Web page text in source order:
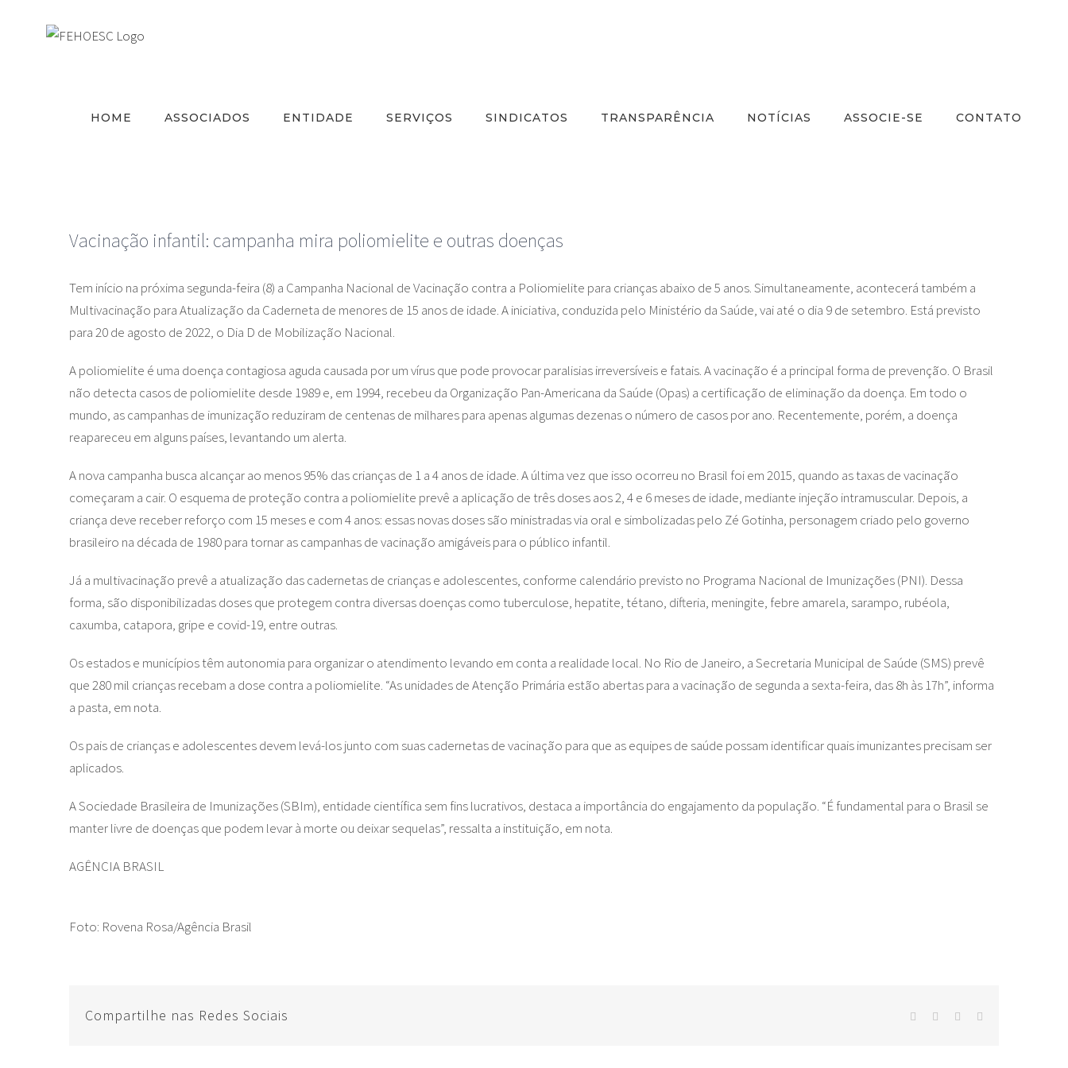
HOME ASSOCIADOS ENTIDADE SERVIÇOS SINDICATOS TRANSPARÊNCIA NOTÍCIAS ASSOCIE-SE CONTATO
Vacinação infantil: campanha mira poliomielite e outras doenças
Tem início na próxima segunda-feira (8) a Campanha Nacional de Vacinação contra a Poliomielite para crianças abaixo de 5 anos. Simultaneamente, acontecerá também a
Multivacinação para Atualização da Caderneta de menores de 15 anos de idade. A iniciativa, conduzida pelo Ministério da Saúde, vai até o dia 9 de setembro. Está previsto
para 20 de agosto de 2022, o Dia D de Mobilização Nacional.
A poliomielite é uma doença contagiosa aguda causada por um vírus que pode provocar paralisias irreversíveis e fatais. A vacinação é a principal forma de prevenção. O Brasil
não detecta casos de poliomielite desde 1989 e, em 1994, recebeu da Organização Pan-Americana da Saúde (Opas) a certificação de eliminação da doença. Em todo o
mundo, as campanhas de imunização reduziram de centenas de milhares para apenas algumas dezenas o número de casos por ano. Recentemente, porém, a doença
reapareceu em alguns países, levantando um alerta.
A nova campanha busca alcançar ao menos 95% das crianças de 1 a 4 anos de idade. A última vez que isso ocorreu no Brasil foi em 2015, quando as taxas de vacinação
começaram a cair. O esquema de proteção contra a poliomielite prevê a aplicação de três doses aos 2, 4 e 6 meses de idade, mediante injeção intramuscular. Depois, a
criança deve receber reforço com 15 meses e com 4 anos: essas novas doses são ministradas via oral e simbolizadas pelo Zé Gotinha, personagem criado pelo governo
brasileiro na década de 1980 para tornar as campanhas de vacinação amigáveis para o público infantil.
Já a multivacinação prevê a atualização das cadernetas de crianças e adolescentes, conforme calendário previsto no Programa Nacional de Imunizações (PNI). Dessa
forma, são disponibilizadas doses que protegem contra diversas doenças como tuberculose, hepatite, tétano, difteria, meningite, febre amarela, sarampo, rubéola,
caxumba, catapora, gripe e covid-19, entre outras.
Os estados e municípios têm autonomia para organizar o atendimento levando em conta a realidade local. No Rio de Janeiro, a Secretaria Municipal de Saúde (SMS) prevê
que 280 mil crianças recebam a dose contra a poliomielite. “As unidades de Atenção Primária estão abertas para a vacinação de segunda a sexta-feira, das 8h às 17h”, informa
a pasta, em nota.
Os pais de crianças e adolescentes devem levá-los junto com suas cadernetas de vacinação para que as equipes de saúde possam identificar quais imunizantes precisam ser
aplicados.
A Sociedade Brasileira de Imunizações (SBIm), entidade científica sem fins lucrativos, destaca a importância do engajamento da população. “É fundamental para o Brasil se
manter livre de doenças que podem levar à morte ou deixar sequelas”, ressalta a instituição, em nota.
AGÊNCIA BRASIL
Foto: Rovena Rosa/Agência Brasil
Compartilhe nas Redes Sociais facebook
twitter whatsapp